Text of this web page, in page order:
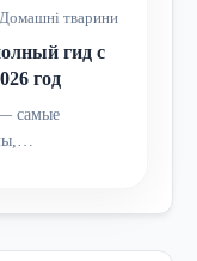
Домашні тварини
гид с
год
самые